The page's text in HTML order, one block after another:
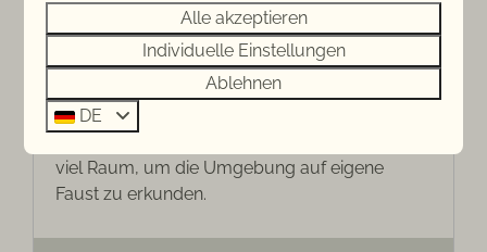
abwechslungsreiche Landschaft gelobt.
Entdecken Sie die malerische Küste mit dem
Fahrrad, die unbegrenzten Dünengebiete, die
Binnengewässer und die vielen
charakteristischen Dörfer und Städte. Die
viel Raum, um die Umgebung auf eigene
Faust zu erkunden.
Alle akzeptieren
Individuelle Einstellungen
Ablehnen
DE